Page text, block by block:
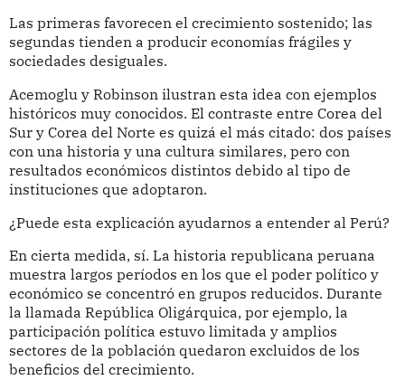
Las primeras favorecen el crecimiento sostenido; las
segundas tienden a producir economías frágiles y
sociedades desiguales.
Acemoglu y Robinson ilustran esta idea con ejemplos
históricos muy conocidos. El contraste entre Corea del
Sur y Corea del Norte es quizá el más citado: dos países
con una historia y una cultura similares, pero con
resultados económicos distintos debido al tipo de
instituciones que adoptaron.
¿Puede esta explicación ayudarnos a entender al Perú?
En cierta medida, sí. La historia republicana peruana
muestra largos períodos en los que el poder político y
económico se concentró en grupos reducidos. Durante
la llamada República Oligárquica, por ejemplo, la
participación política estuvo limitada y amplios
sectores de la población quedaron excluidos de los
beneficios del crecimiento.